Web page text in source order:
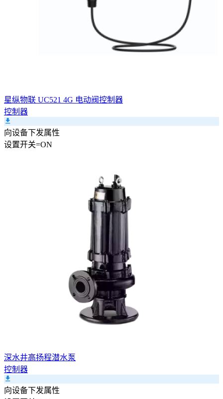
星纵物联 UC521 4G 电动阀控制器
控制器
向设备下发属性
设置开关=ON
深水井高扬程潜水泵
控制器
向设备下发属性